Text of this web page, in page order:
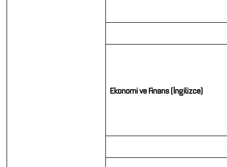
Ekonomi veFinans (İngilizce)